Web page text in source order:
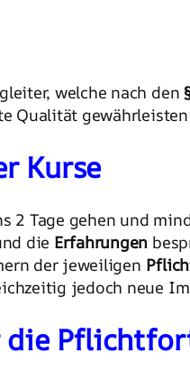
welche nach den
Qualität
Kurse
2 Tage gehen und
die Erfahrungen
der jeweiligen
jedoch neue
die